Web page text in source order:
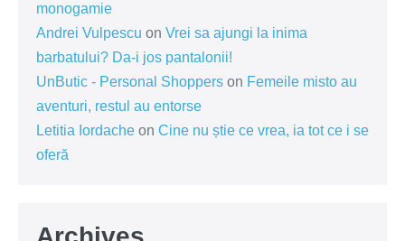
monogamie
Andrei Vulpescu on Vrei sa ajungi la inima
barbatului? Da-i jos pantalonii!
UnButic - Personal Shoppers on Femeile misto au
aventuri, restul au entorse
Letitia Iordache on Cine nu știe ce vrea, ia tot ce i se
oferă